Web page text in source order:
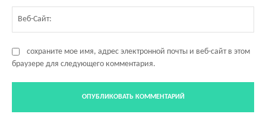
сохраните мое имя, адрес электронной почты и веб-сайт в этом
браузере для следующего комментария.